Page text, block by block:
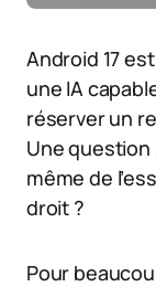
Android 17
une IA
réserver un
Une
même de
droit ?
Pour